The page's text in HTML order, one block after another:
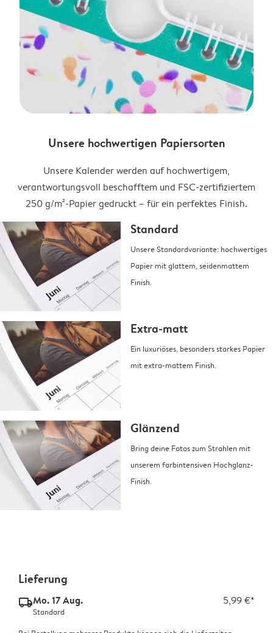
Unsere hochwertigen Papiersorten
Unsere Kalender werden auf hochwertigem,
verantwortungsvoll beschafftem und FSC-zertifiziertem
250 g/m²-Papier gedruckt – für ein perfektes Finish.
Standard
Unsere Standardvariante: hochwertiges
Papier mit glattem, seidenmattem
Finish.
Extra-matt
Ein luxuriöses, besonders starkes Papier
mit extra-mattem Finish.
Glänzend
Bring deine Fotos zum Strahlen mit
unserem farbintensiven Hochglanz-
Finish.
Lieferung
delivery_standard_v2Mo. 17 Aug. 5,99 €*
Standard